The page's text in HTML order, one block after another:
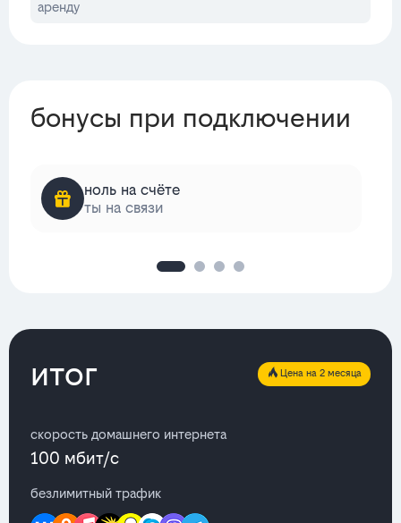
аренду
бонусы при подключении
ноль на счёте
ты на связи
итог Цена на 2 месяца
скорость домашнего интернета
100 мбит/с
безлимитный трафик